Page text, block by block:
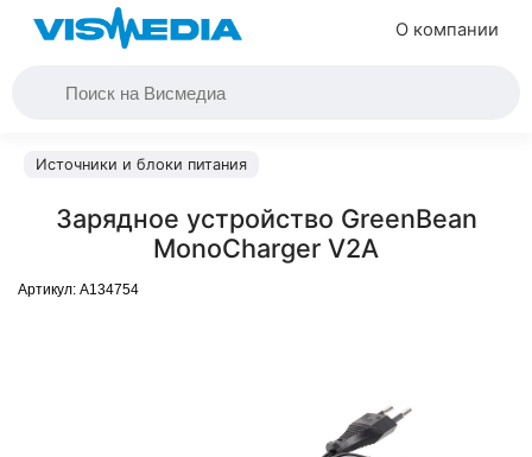
О компании
Источники и блоки питания
Зарядное устройство GreenBean
MonoCharger V2A
Артикул: A134754